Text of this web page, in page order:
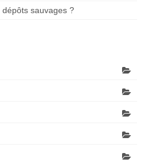
sauvages ?